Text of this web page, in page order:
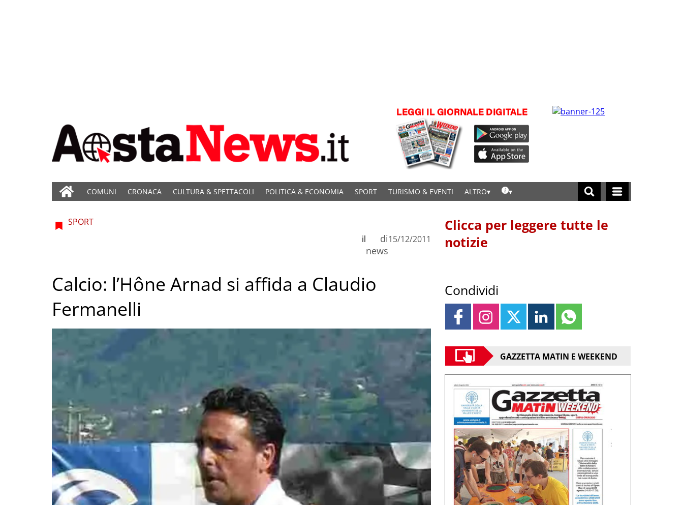
COMUNI CRONACA CULTURA & SPETTACOLI POLITICA & ECONOMIA SPORT TURISMO & EVENTI ALTRO
SPORT
di
news
il 15/12/2011
Calcio: l’Hône Arnad si affida a Claudio
Fermanelli
Clicca per leggere tutte le
notizie
Condividi
GAZZETTA MATIN E WEEKEND